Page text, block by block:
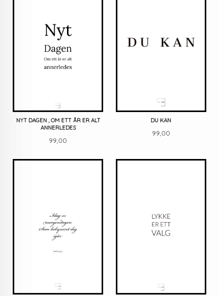
NYT DAGEN , OM ETT ÅR ER ALT
ANNERLEDES
Pris
99,00
DU KAN
Pris
99,00